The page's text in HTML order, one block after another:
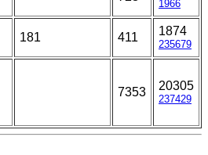
1966
181 411 1874
235679
7353 20305
237429